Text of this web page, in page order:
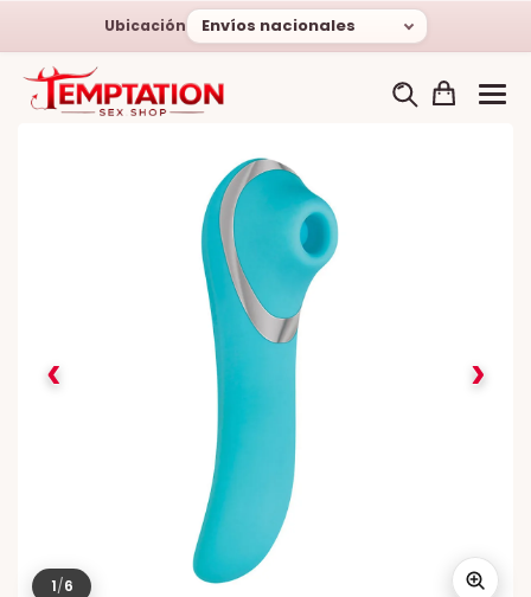
Ubicación Envíos nacionales
1/6
‹ ›